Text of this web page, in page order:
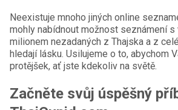
Neexistuje mnoho jiných online
mohly nabídnout možnost seznámení s
milionem nezadaných z Thajska a z
hledají lásku. Usilujeme o to, abychom
protějšek, ať jste kdekoliv na světě.
Začněte svůj úspěšný